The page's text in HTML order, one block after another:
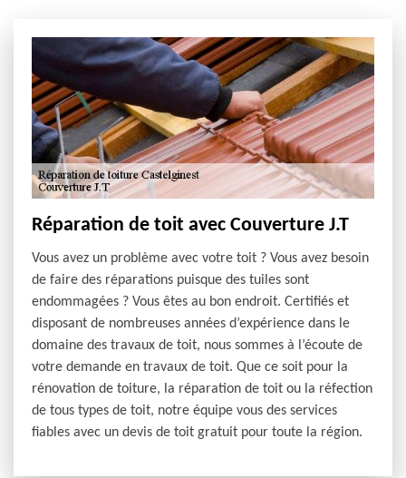
Réparation de toit avec Couverture J.T
Vous avez un problème avec votre toit ? Vous avez besoin
de faire des réparations puisque des tuiles sont
endommagées ? Vous êtes au bon endroit. Certifiés et
disposant de nombreuses années d’expérience dans le
domaine des travaux de toit, nous sommes à l’écoute de
votre demande en travaux de toit. Que ce soit pour la
rénovation de toiture, la réparation de toit ou la réfection
de tous types de toit, notre équipe vous des services
fiables avec un devis de toit gratuit pour toute la région.